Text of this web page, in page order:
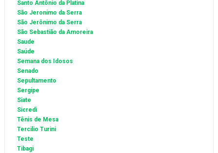
Santo Antônio da Platina
São Jeronimo da Serra
São Jerônimo da Serra
São Sebastião da Amoreira
Saude
Saúde
Semana dos Idosos
Senado
Sepultamento
Sergipe
Siate
Sicredi
Tênis de Mesa
Tercilio Turini
Teste
Tibagi